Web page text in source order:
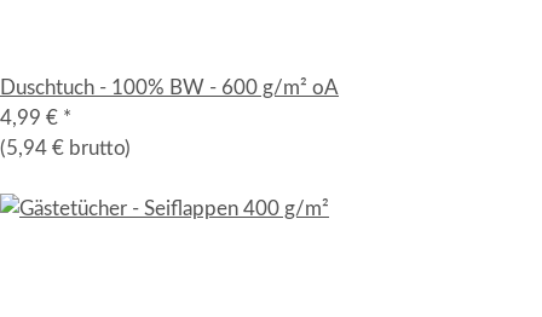
Duschtuch - 100% BW - 600 g/m² oA
4,99 € *
(5,94 € brutto)